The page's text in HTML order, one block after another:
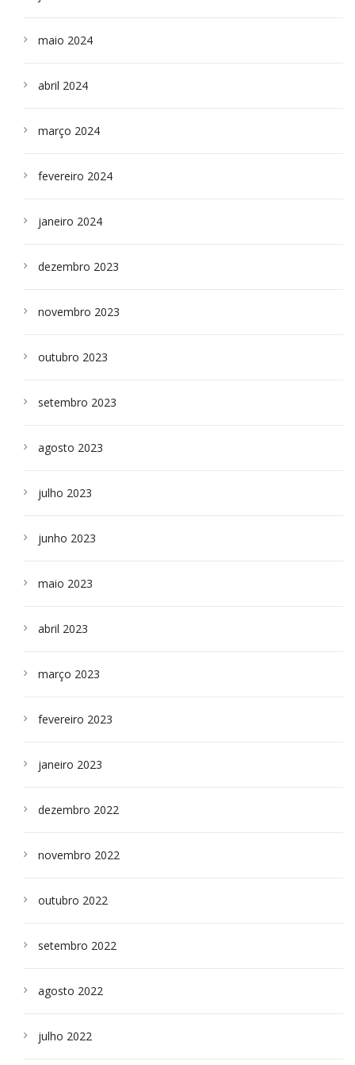
maio 2024
abril 2024
março 2024
fevereiro 2024
janeiro 2024
dezembro 2023
novembro 2023
outubro 2023
setembro 2023
agosto 2023
julho 2023
junho 2023
maio 2023
abril 2023
março 2023
fevereiro 2023
janeiro 2023
dezembro 2022
novembro 2022
outubro 2022
setembro 2022
agosto 2022
julho 2022